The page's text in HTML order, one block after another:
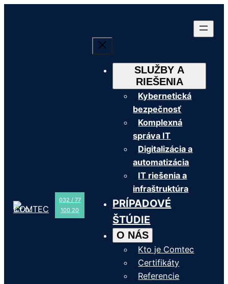
SLUŽBY A
RIEŠENIA
Kybernetická
bezpečnosť
Komplexná
správa IT
Digitalizácia a
automatizácia
IT riešenia a
infraštruktúra
PRÍPADOVÉ
ŠTÚDIE
O NÁS
Kto je Comtec
Certifikáty
Referencie
032 / 77
100 20